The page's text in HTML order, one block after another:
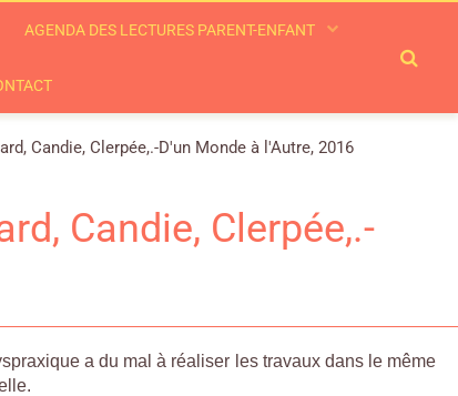
AGENDA DES LECTURES PARENT-ENFANT
Candie, Clerpée,.-D'un Monde à l'Autre, 2016
Candie, Clerpée,.-
a du mal à réaliser les travaux dans le même